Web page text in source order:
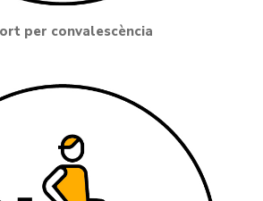
per convalescència